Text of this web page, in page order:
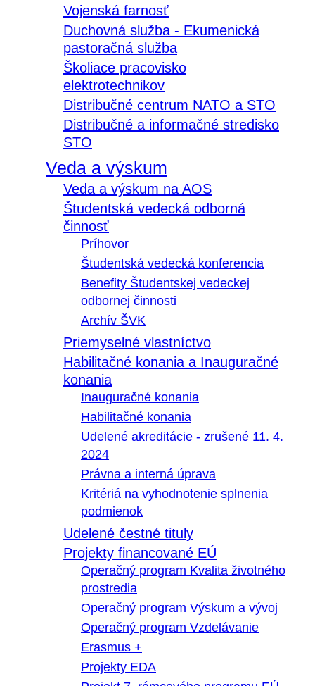
Vojenská farnosť
Duchovná služba - Ekumenická
pastoračná služba
Školiace pracovisko
elektrotechnikov
Distribučné centrum NATO a STO
Distribučné a informačné stredisko
STO
Veda a výskum
Veda a výskum na AOS
Študentská vedecká odborná
činnosť
Príhovor
Študentská vedecká konferencia
Benefity Študentskej vedeckej
odbornej činnosti
Archív ŠVK
Priemyselné vlastníctvo
Habilitačné konania a Inauguračné
konania
Inauguračné konania
Habilitačné konania
Udelené akreditácie - zrušené 11. 4.
2024
Právna a interná úprava
Kritériá na vyhodnotenie splnenia
podmienok
Udelené čestné tituly
Projekty financované EÚ
Operačný program Kvalita životného
prostredia
Operačný program Výskum a vývoj
Operačný program Vzdelávanie
Erasmus +
Projekty EDA